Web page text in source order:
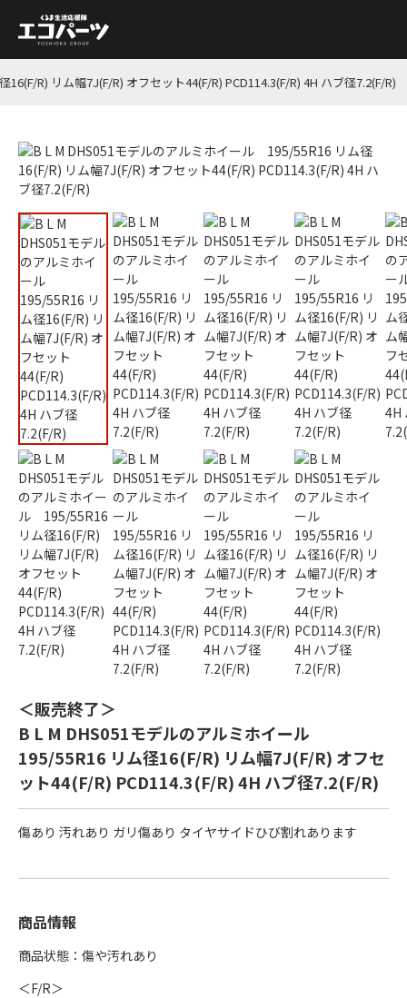
R) リム幅7J(F/R) オフセット44(F/R) PCD114.3(F/R) 4H ハブ径7.2(F/R)
＜販売終了＞
B L M DHS051モデルのアルミホイール
195/55R16 リム径16(F/R) リム幅7J(F/R) オフセ
ット44(F/R) PCD114.3(F/R) 4H ハブ径7.2(F/R)
傷あり 汚れあり ガリ傷あり タイヤサイドひび割れあります
商品情報
商品状態：傷や汚れあり
＜F/R＞